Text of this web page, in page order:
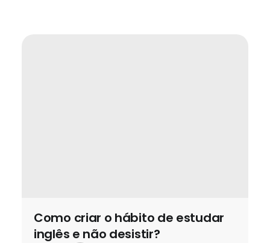
Como criar o hábito de estudar
inglês e não desistir?